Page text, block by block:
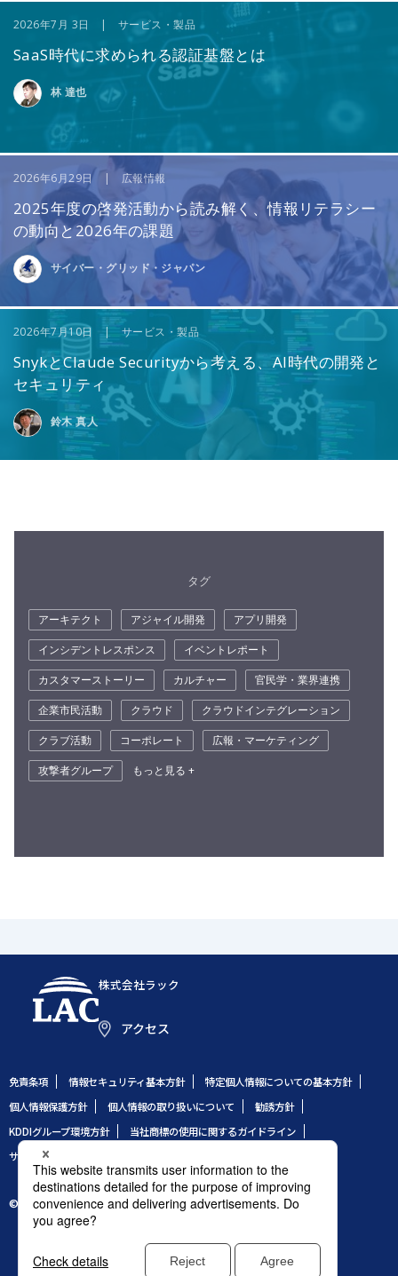
2026年7月 3日 | サービス・製品
SaaS時代に求められる認証基盤とは
林 達也
2026年6月29日 | 広報情報
2025年度の啓発活動から読み解く、情報リテラシー
の動向と2026年の課題
サイバー・グリッド・ジャパン
2026年7月10日 | サービス・製品
SnykとClaude Securityから考える、AI時代の開発と
セキュリティ
鈴木 真人
タグ
アーキテクト アジャイル開発
アプリ開発
インシデントレスポンス
イベントレポート
カスタマーストーリー
カルチャー
官民学・業界連携
企業市民活動
クラウド
クラウドインテグレーション
クラブ活動
コーポレート
広報・マーケティング
攻撃者グループ
もっと見る +
株式会社ラック
アクセス
免責条項 情報セキュリティ基本方針
特定個人情報についての基本方針
個人情報保護方針
個人情報の取り扱いについて
勧誘方針
KDDIグループ環境方針
当社商標の使用に関するガイドライン
サイトのご利用条件
© 1995 LAC Co., Ltd.